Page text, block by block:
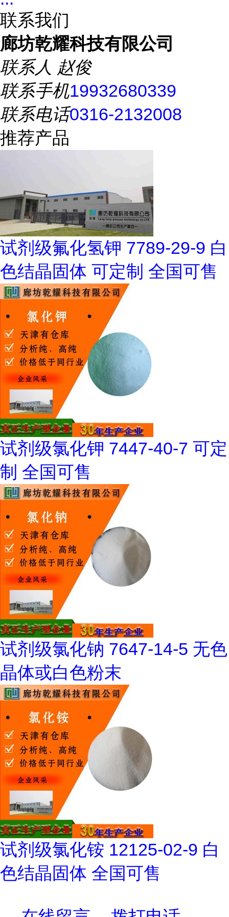
联系我们
廊坊乾耀科技有限公司
联系人 赵俊
联系手机19932680339
联系电话0316-2132008
推荐产品
试剂级氟化氢钾 7789-29-9 白
色结晶固体 可定制 全国可售
试剂级氯化钾 7447-40-7 可定
制 全国可售
试剂级氯化钠 7647-14-5 无色
晶体或白色粉末
试剂级氯化铵 12125-02-9 白
色结晶固体 全国可售